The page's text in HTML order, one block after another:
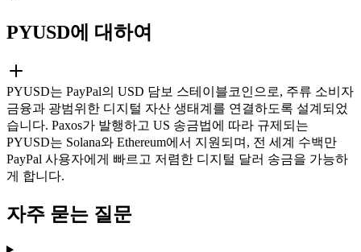
PYUSD에 대하여
PYUSD는 PayPal의 USD 담보 스테이블코인으로, 주류 소비자
금융과 광범위한 디지털 자산 생태계를 연결하도록 설계되었
습니다. Paxos가 발행하고 US 송금법에 따라 규제되는
PYUSD는 Solana와 Ethereum에서 지원되며, 전 세계 수백만
PayPal 사용자에게 빠르고 저렴한 디지털 달러 송금을 가능하
게 합니다.
자주 묻는 질문